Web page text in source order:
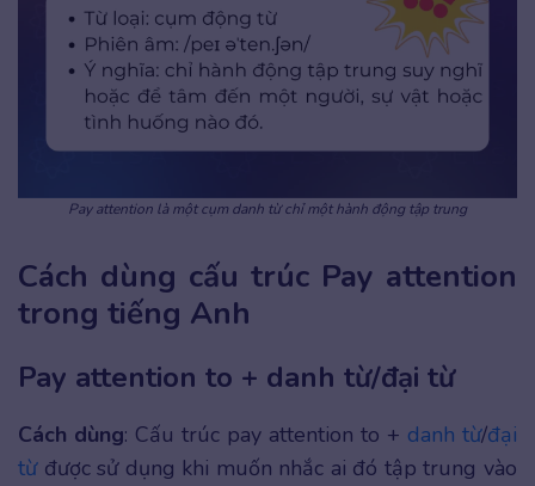
Pay attention là một cụm danh từ chỉ một hành động tập trung
Cách dùng cấu trúc Pay attention
trong tiếng Anh
Pay attention to + danh từ/đại từ
Cách dùng: Cấu trúc pay attention to + danh từ/đại
từđược sử dụng khi muốn nhắc ai đó tập trung vào